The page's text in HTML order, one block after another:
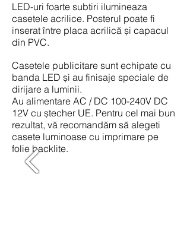
LED-uri foarte subtiri ilumineaza
casetele acrilice. Posterul poate fi
inserat între placa acrilică și capacul
din PVC.
Casetele publicitare sunt echipate cu
banda LED și au finisaje speciale de
dirijare a luminii.
Au alimentare AC / DC 100-240V DC
12V cu ștecher UE. Pentru cel mai bun
rezultat, vă recomandăm să alegeti
casete luminoase cu imprimare pe
folie backlite.